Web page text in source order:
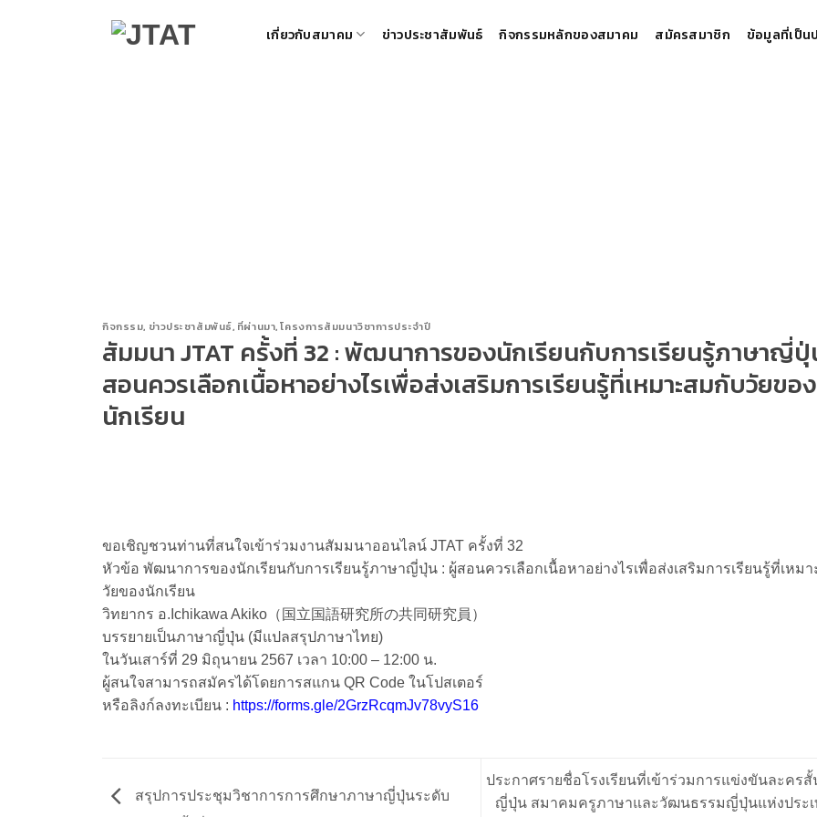
เกี่ยวกับสมาคม ข่าวประชาสัมพันธ์ กิจกรรมหลักของสมาคม สมัครสมาชิก ข้อมูลที่เป็น
กิจกรรม, ข่าวประชาสัมพันธ์, ที่ผ่านมา,โครงการสัมมนาวิชาการประจำปี
สัมมนา JTAT ครั้งที่ 32 : พัฒนาการของนักเรียนกับการเรียนรู้ภาษาญี่ปุ่
สอนควรเลือกเนื้อหาอย่างไรเพื่อส่งเสริมการเรียนรู้ที่เหมาะสมกับวัยของ
นักเรียน
ขอเชิญชวนท่านที่สนใจเข้าร่วมงานสัมมนาออนไลน์ JTAT ครั้งที่ 32
หัวข้อ พัฒนาการของนักเรียนกับการเรียนรู้ภาษาญี่ปุ่น : ผู้สอนควรเลือกเนื้อหาอย่างไรเพื่อส่งเสริมการเรียนรู้ที่เหม
วัยของนักเรียน
วิทยากร อ.Ichikawa Akiko（国立国語研究所の共同研究員）
บรรยายเป็นภาษาญี่ปุ่น (มีแปลสรุปภาษาไทย)
ในวันเสาร์ที่ 29 มิถุนายน 2567 เวลา 10:00 – 12:00 น.
ผู้สนใจสามารถสมัครได้โดยการสแกน QR Code ในโปสเตอร์
หรือลิงก์ลงทะเบียน : https://forms.gle/2GrzRcqmJv78vyS16
สรุปการประชุมวิชาการการศึกษาภาษาญี่ปุ่นระดับ
ประกาศรายชื่อโรงเรียนที่เข้าร่วมการแข่งขันละคร
ญี่ปุ่น สมาคมครูภาษาและวัฒนธรรมญี่ปุ่นแห่งประเ